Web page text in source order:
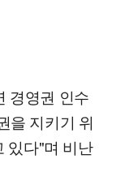
경영권 인수
을 지키기 위
있다"며 비난